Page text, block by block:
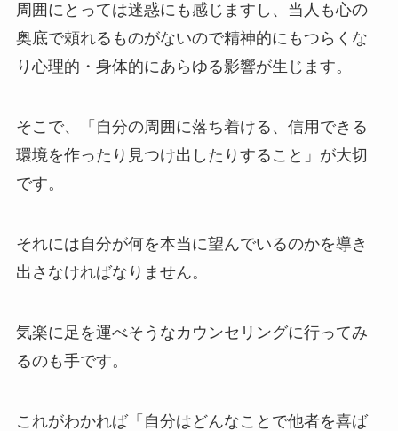
周囲にとっては迷惑にも感じますし、当人も心の
奥底で頼れるものがないので精神的にもつらくな
り心理的・身体的にあらゆる影響が生じます。
そこで、「自分の周囲に落ち着ける、信用できる
環境を作ったり見つけ出したりすること」が大切
です。
それには自分が何を本当に望んでいるのかを導き
出さなければなりません。
気楽に足を運べそうなカウンセリングに行ってみ
るのも手です。
これがわかれば「自分はどんなことで他者を喜ば